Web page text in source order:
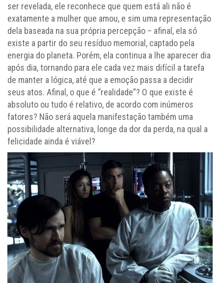
ser revelada, ele reconhece que quem está ali não é
exatamente a mulher que amou, e sim uma representação
dela baseada na sua própria percepção – afinal, ela só
existe a partir do seu resíduo memorial, captado pela
energia do planeta. Porém, ela continua a lhe aparecer dia
após dia, tornando para ele cada vez mais difícil a tarefa
de manter a lógica, até que a emoção passa a decidir
seus atos. Afinal, o que é “realidade”? O que existe é
absoluto ou tudo é relativo, de acordo com inúmeros
fatores? Não será aquela manifestação também uma
possibilidade alternativa, longe da dor da perda, na qual a
felicidade ainda é viável?